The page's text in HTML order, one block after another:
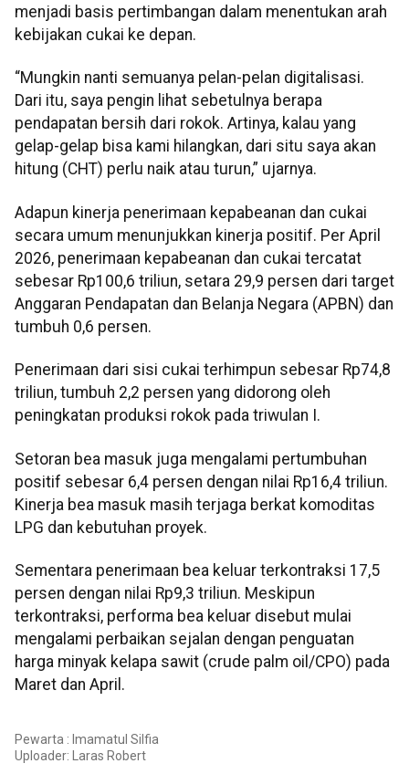
menjadi basis pertimbangan dalam menentukan arah
kebijakan cukai ke depan.
“Mungkin nanti semuanya pelan-pelan digitalisasi.
Dari itu, saya pengin lihat sebetulnya berapa
pendapatan bersih dari rokok. Artinya, kalau yang
gelap-gelap bisa kami hilangkan, dari situ saya akan
hitung (CHT) perlu naik atau turun,” ujarnya.
Adapun kinerja penerimaan kepabeanan dan cukai
secara umum menunjukkan kinerja positif. Per April
2026, penerimaan kepabeanan dan cukai tercatat
sebesar Rp100,6 triliun, setara 29,9 persen dari target
Anggaran Pendapatan dan Belanja Negara (APBN) dan
tumbuh 0,6 persen.
Penerimaan dari sisi cukai terhimpun sebesar Rp74,8
triliun, tumbuh 2,2 persen yang didorong oleh
peningkatan produksi rokok pada triwulan I.
Setoran bea masuk juga mengalami pertumbuhan
positif sebesar 6,4 persen dengan nilai Rp16,4 triliun.
Kinerja bea masuk masih terjaga berkat komoditas
LPG dan kebutuhan proyek.
Sementara penerimaan bea keluar terkontraksi 17,5
persen dengan nilai Rp9,3 triliun. Meskipun
terkontraksi, performa bea keluar disebut mulai
mengalami perbaikan sejalan dengan penguatan
harga minyak kelapa sawit (crude palm oil/CPO) pada
Maret dan April.
Pewarta : Imamatul Silfia
Uploader: Laras Robert